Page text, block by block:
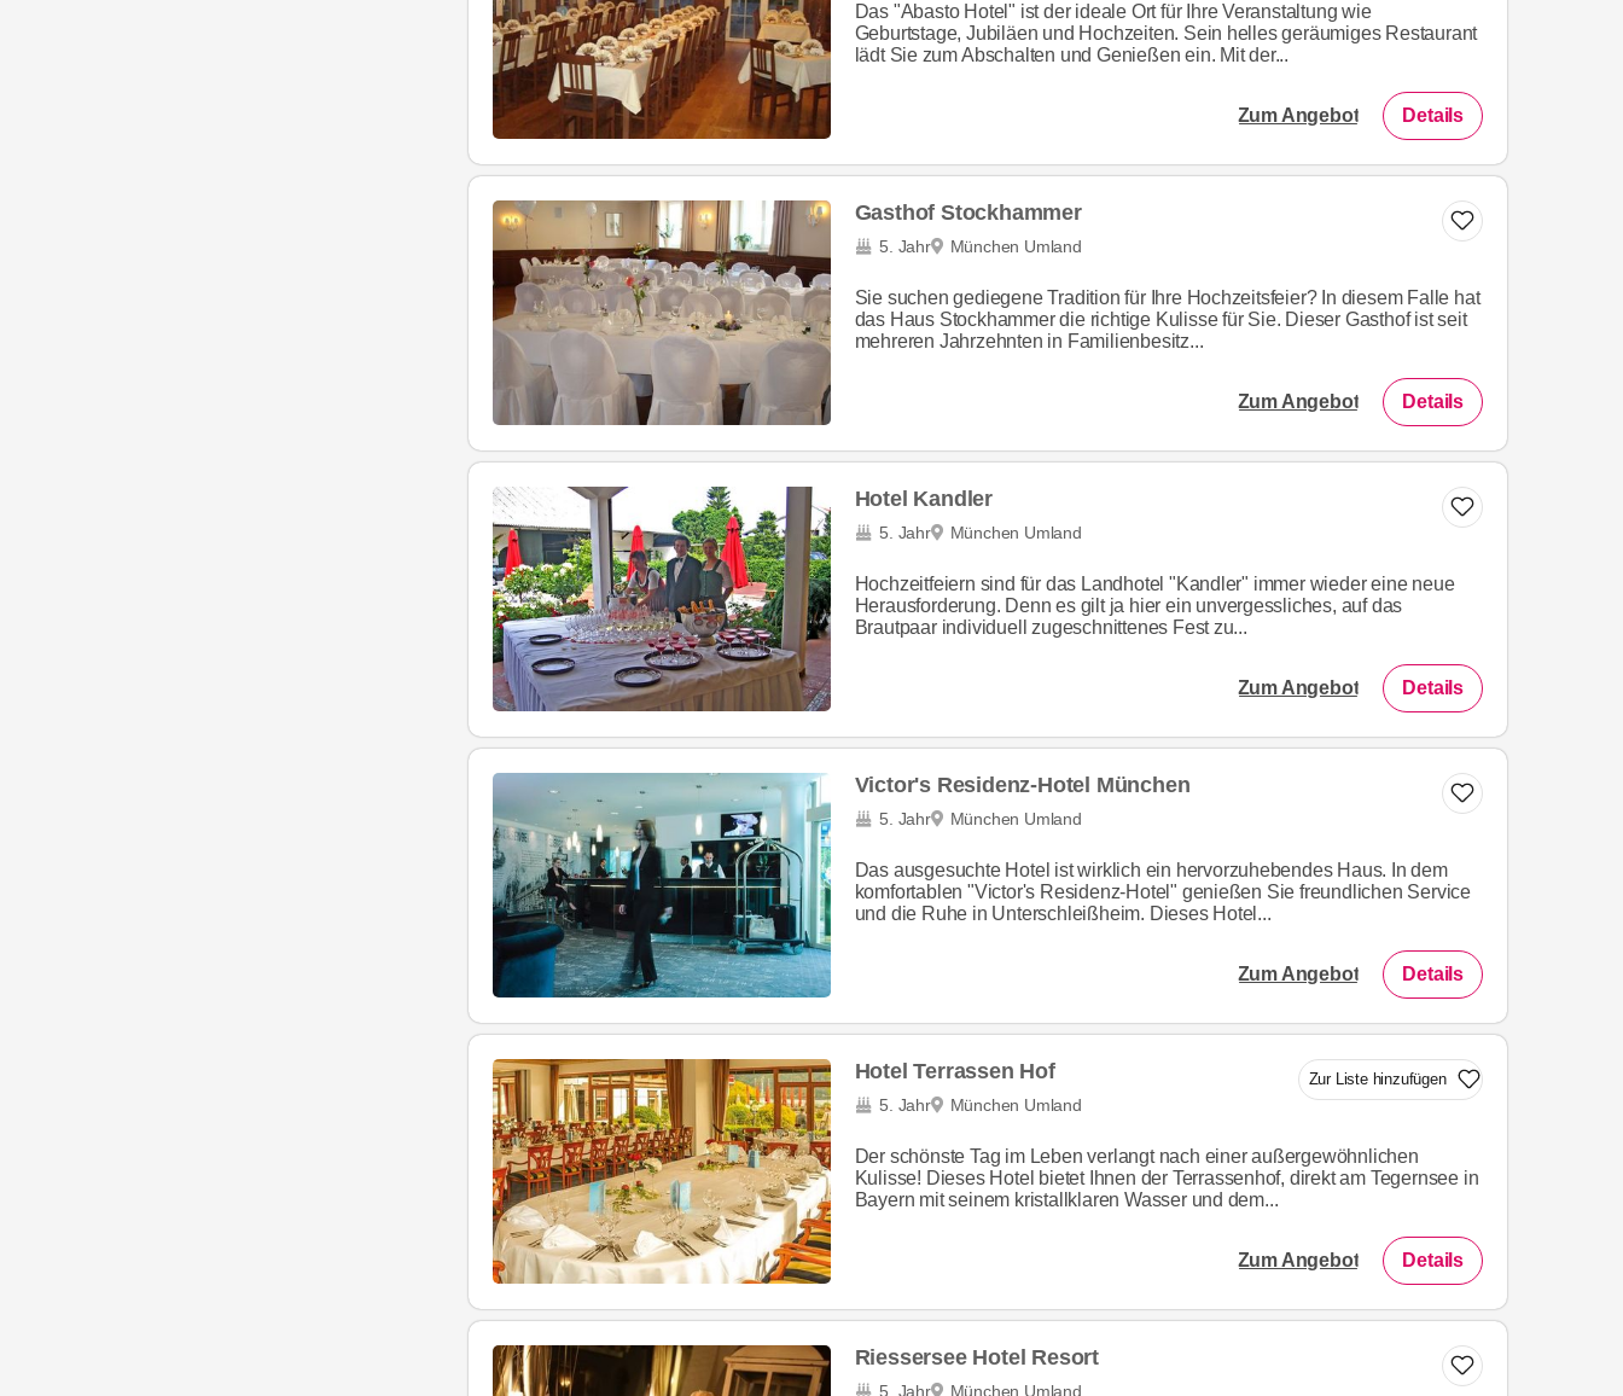
Das "Abasto Hotel" ist der ideale Ort für Ihre Veranstaltung wie
Geburtstage, Jubiläen und Hochzeiten. Sein helles geräumiges Restaurant
lädt Sie zum Abschalten und Genießen ein. Mit der...
Zum Angebot Details
Gasthof Stockhammer
5. Jahr München Umland
Sie suchen gediegene Tradition für Ihre Hochzeitsfeier? In diesem Falle hat
das Haus Stockhammer die richtige Kulisse für Sie. Dieser Gasthof ist seit
mehreren Jahrzehnten in Familienbesitz...
Zum Angebot Details
Hotel Kandler
5. Jahr München Umland
Hochzeitfeiern sind für das Landhotel "Kandler" immer wieder eine neue
Herausforderung. Denn es gilt ja hier ein unvergessliches, auf das
Brautpaar individuell zugeschnittenes Fest zu...
Zum Angebot Details
Victor's Residenz-Hotel München
5. Jahr München Umland
Das ausgesuchte Hotel ist wirklich ein hervorzuhebendes Haus. In dem
komfortablen "Victor's Residenz-Hotel" genießen Sie freundlichen Service
und die Ruhe in Unterschleißheim. Dieses Hotel...
Zum Angebot Details
Zur Liste hinzufügen
Hotel Terrassen Hof
5. Jahr München Umland
Der schönste Tag im Leben verlangt nach einer außergewöhnlichen
Kulisse! Dieses Hotel bietet Ihnen der Terrassenhof, direkt am Tegernsee in
Bayern mit seinem kristallklaren Wasser und dem...
Zum Angebot Details
Riessersee Hotel Resort
5. Jahr München Umland